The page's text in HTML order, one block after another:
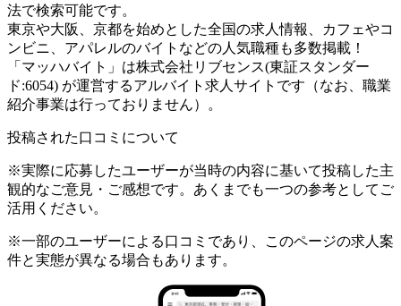
法で検索可能です。
東京や大阪、京都を始めとした全国の求人情報、カフェやコ
ンビニ、アパレルのバイトなどの人気職種も多数掲載！
「マッハバイト」は株式会社リブセンス(東証スタンダー
ド:6054) が運営するアルバイト求人サイトです（なお、職業
紹介事業は行っておりません）。
投稿された口コミについて
※実際に応募したユーザーが当時の内容に基いて投稿した主
観的なご意見・ご感想です。あくまでも一つの参考としてご
活用ください。
※一部のユーザーによる口コミであり、このページの求人案
件と実態が異なる場合もあります。